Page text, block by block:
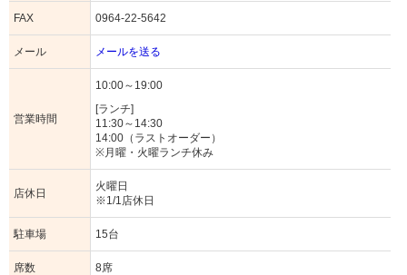
FAX 0964-22-5642
メール メールを送る
営業時間
10:00～19:00
[ランチ]
11:30～14:30
14:00（ラストオーダー）
※月曜・火曜ランチ休み
店休日
火曜日
※1/1店休日
駐車場 15台
席数 8席